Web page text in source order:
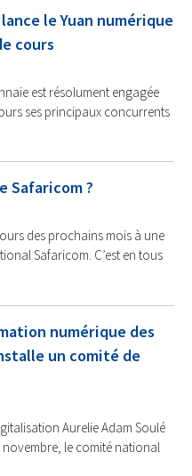
le Yuan numérique
cours
est résolument engagée
ses principaux concurrents
Safaricom ?
des prochains mois à une
Safaricom. C’est en tous
numérique des
un comité de
Aurelie Adam Soulé
le comité national